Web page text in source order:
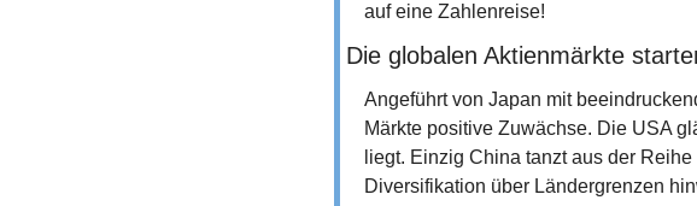
auf eine Zahlenreise!
Die globalen Aktienmärkte
Angeführt von Japan mit
Märkte positive Zuwächse. Die USA
liegt. Einzig China tanzt aus der
Diversifikation über Ländergrenzen